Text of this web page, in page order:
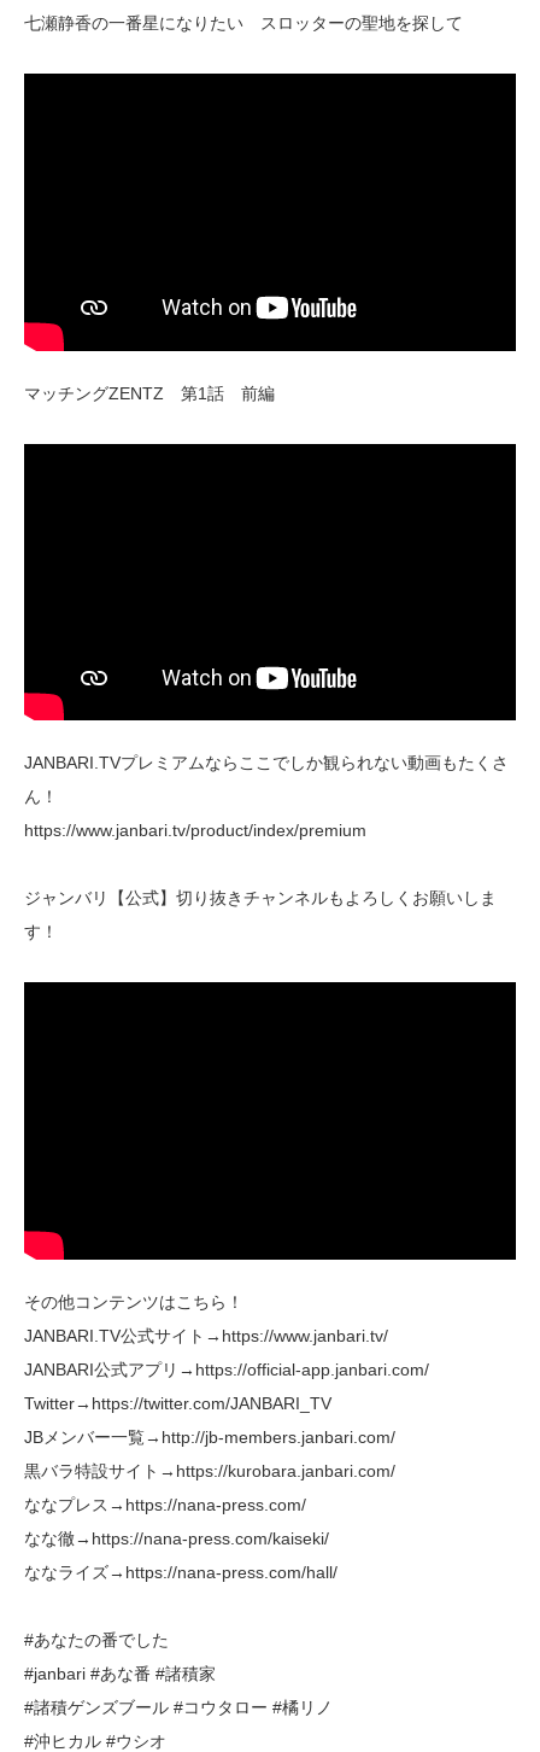
七瀬静香の一番星になりたい スロッターの聖地を探して
マッチングZENTZ 第1話 前編
JANBARI.TVプレミアムならここでしか観られない動画もたくさ
ん！
https://www.janbari.tv/product/index/premium
ジャンバリ【公式】切り抜きチャンネルもよろしくお願いしま
す！
その他コンテンツはこちら！
JANBARI.TV公式サイト→https://www.janbari.tv/
JANBARI公式アプリ→https://official-app.janbari.com/
Twitter→https://twitter.com/JANBARI_TV
JBメンバー一覧→http://jb-members.janbari.com/
黒バラ特設サイト→https://kurobara.janbari.com/
ななプレス→https://nana-press.com/
なな徹→https://nana-press.com/kaiseki/
ななライズ→https://nana-press.com/hall/
#あなたの番でした
#janbari #あな番 #諸積家
#諸積ゲンズブール #コウタロー #橘リノ
#沖ヒカル #ウシオ